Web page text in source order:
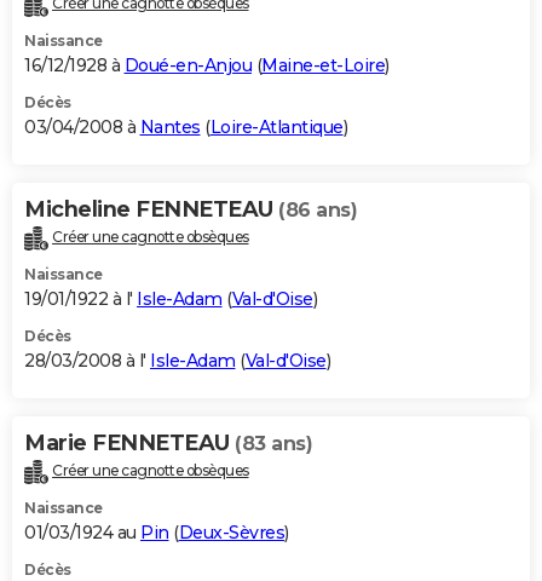
Naissance
16/12/1928 à Doué-en-Anjou (Maine-et-Loire)
Décès
03/04/2008 à Nantes (Loire-Atlantique)
Micheline FENNETEAU (86 ans)
Créer une cagnotte obsèques
Naissance
19/01/1922 à l' Isle-Adam (Val-d'Oise)
Décès
28/03/2008 à l' Isle-Adam (Val-d'Oise)
Marie FENNETEAU (83 ans)
Créer une cagnotte obsèques
Naissance
01/03/1924 au Pin (Deux-Sèvres)
Décès